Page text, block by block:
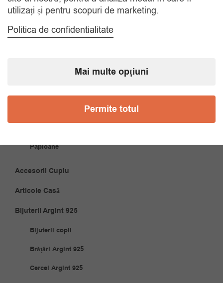
Papioane
Accesorii Cuplu
Articole Casă
Bijuterii Argint 925
Bijuterii copii
Brățări Argint 925
Cercei Argint 925
utilizați și pentru scopuri de marketing.
Politica de confidentialitate
Mai multe opțiuni
Permite totul